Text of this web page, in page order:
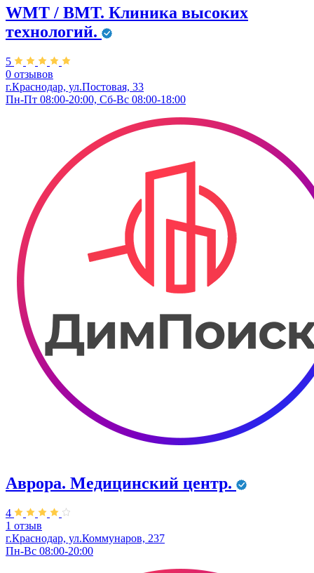
WMT / ВМТ. Клиника высоких
технологий.
5
0 отзывов
г.Краснодар, ул.​Постовая, 33
Пн-Пт 08:00-20:00, Сб-Вс 08:00-18:00
Аврора. Медицинский центр.
4
1 отзыв
г.Краснодар, ул.Коммунаров, 237
Пн-Вс 08:00-20:00